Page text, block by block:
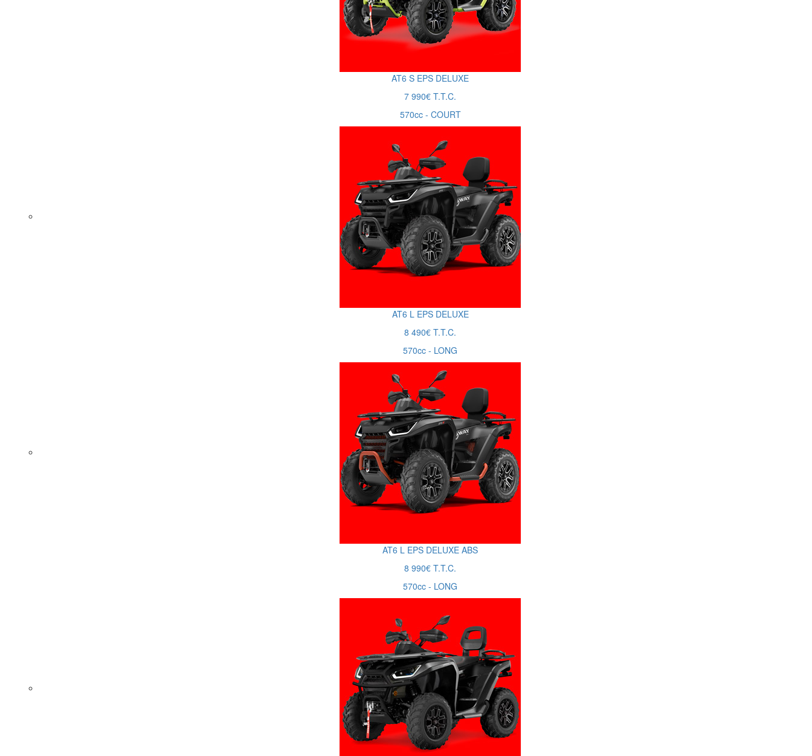
AT6 S EPS DELUXE
7 990€ T.T.C.
570cc - COURT
AT6 L EPS DELUXE
8 490€ T.T.C.
570cc - LONG
AT6 L EPS DELUXE ABS
8 990€ T.T.C.
570cc - LONG